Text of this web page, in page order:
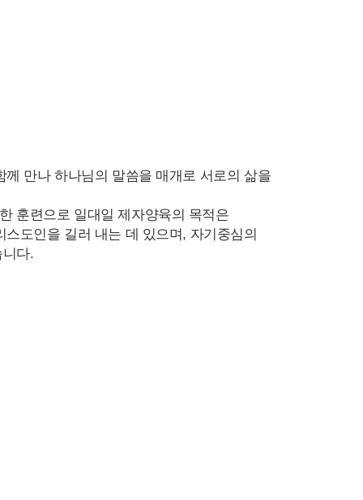
만나 하나님의 말씀을 매개로 서로의 삶을
훈련으로 일대일 제자양육의 목적은
도인을 길러 내는 데 있으며, 자기중심의
다.